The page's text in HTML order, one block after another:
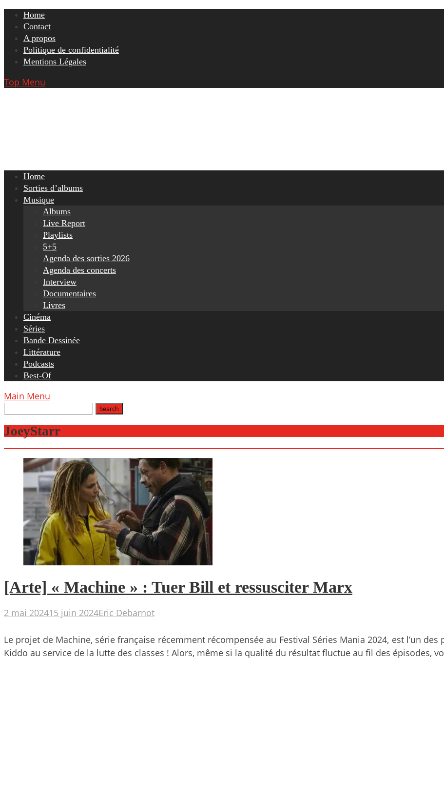
Skip
content
Home
Contact
A propos
Politique de confidentialité
Mentions Légales
Top Menu
Home
Sorties d’albums
Musique
Albums
Live Report
Playlists
5+5
Agenda des sorties 2026
Agenda des concerts
Interview
Documentaires
Livres
Cinéma
Séries
Bande Dessinée
Littérature
Podcasts
Best-Of
Main Menu
JoeyStarr
[Arte] « Machine » : Tuer Bill et ressusciter Marx
2 mai 202415 juin 2024Eric Debarnot
Le projet de Machine, série française récemment récompensée au Festival Séries Mania 2024, est l’un
Kiddo au service de la lutte des classes ! Alors, même si la qualité du résultat fluctue au fil des épisodes,